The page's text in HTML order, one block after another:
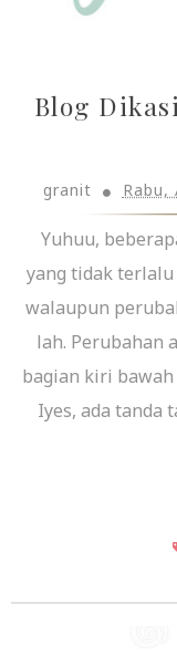
Blog
granit Rabu,
Yuhuu,
yang tidak terlalu
walaupun
lah. Perubahan
bagian kiri bawah
Iyes, ada tanda